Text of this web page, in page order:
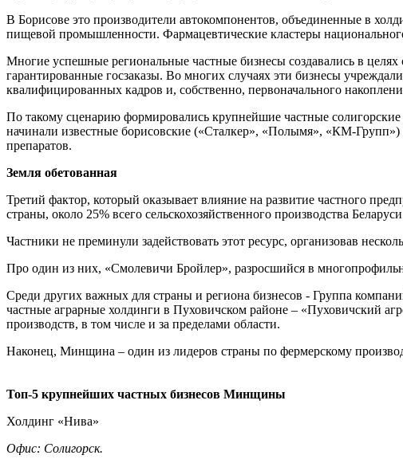
В Борисове это производители автокомпонентов, объединенные в
пищевой промышленности. Фармацевтические кластеры
Многие успешные региональные частные бизнесы создавались в
гарантированные госзаказы. Во многих случаях эти бизнесы
квалифицированных кадров и, собственно, первоначального
По такому сценарию формировались крупнейшие частные
начинали известные борисовские («Сталкер», «Полымя», «КМ-
препаратов.
Земля обетованная
Третий фактор, который оказывает влияние на развитие частного
страны, около 25% всего сельскохозяйственного производства
Частники не преминули задействовать этот ресурс, организовав
Про один из них, «Смолевичи Бройлер», разросшийся в
Среди других важных для страны и региона бизнесов - Группа
частные аграрные холдинги в Пуховичском районе – «Пуховичский
производств, в том числе и за пределами области.
Наконец, Минщина – один из лидеров страны по фермерскому
Топ-5 крупнейших частных бизнесов Минщины
Холдинг «Нива»
Офис: Солигорск.